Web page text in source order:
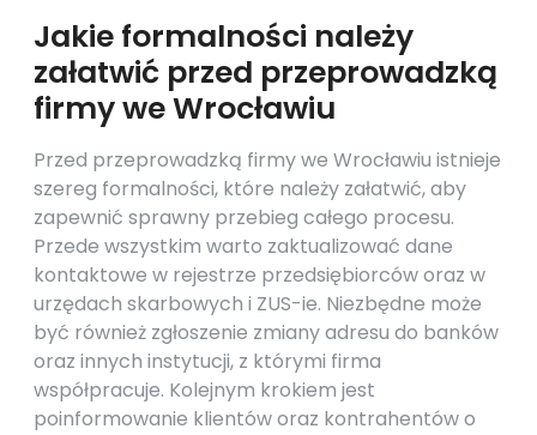
Jakie formalności należy
załatwić przed przeprowadzką
firmy we Wrocławiu
Przed przeprowadzką firmy we Wrocławiu istnieje
szereg formalności, które należy załatwić, aby
zapewnić sprawny przebieg całego procesu.
Przede wszystkim warto zaktualizować dane
kontaktowe w rejestrze przedsiębiorców oraz w
urzędach skarbowych i ZUS-ie. Niezbędne może
być również zgłoszenie zmiany adresu do banków
oraz innych instytucji, z którymi firma
współpracuje. Kolejnym krokiem jest
poinformowanie klientów oraz kontrahentów o